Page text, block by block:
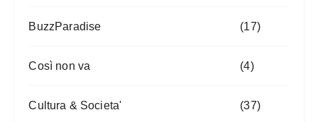
BuzzParadise (17)
Così non va (4)
Cultura & Societa' (37)